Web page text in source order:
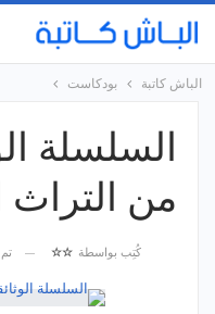
الباش كاتبة بودكاست
السلسلة
من التراث
كُتِب بواسطة ☆☆